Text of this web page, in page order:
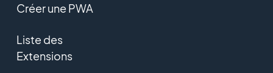
Créer une PWA
Liste des
Extensions